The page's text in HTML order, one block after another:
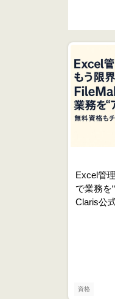
資格
Excel管
で業務を
Claris公